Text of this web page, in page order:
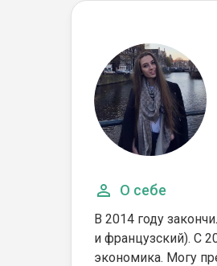
О себе
В 2014 году
и французский). С
экономика. Могу